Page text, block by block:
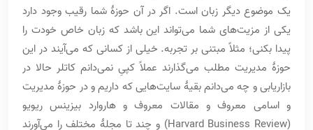
یک موضوع دیگر زبان است. اگر در آن حوزۀ شما رقیب وجود دارد
یکی از مزیت‌های شما می‌تواند این باشد که زبان خاص خودت را
پیدا بکنی؛ مثلاً مبتنی بر تجربه. خیلی از کسانی که می‌آیند در این
حوزۀ مدیریت مطلب می‌گذارند عملاً کپیِ نمی‌دانم کاتلر حالا در
بازاریابی و چه می‌دانم بقیۀ سایت‌هایی که داریم و در حوزۀ مدیریت
و اسامی معروف و مقالات معروف و هاروارد بیزینس ریویو
(Harvard Business Review) و چند تا مجلۀ مختلف را می‌آورند